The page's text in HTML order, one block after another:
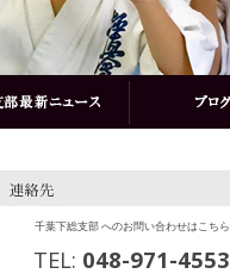
千葉下総支部 へのお問い合わせはこちら
TEL: 048-971-4553